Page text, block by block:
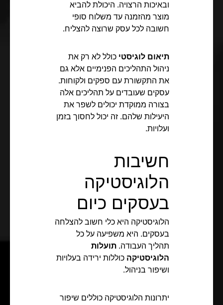
ובאיכות הרצויה. היכולת להביא
מוצר מהזמנה עד משלוח סופי
חשובה לכל עסק שרוצה להצליח.
תיאום לוגיסטי כולל לא רק את
ניהול התהליכים הפנימיים אלא גם
את התקשורת עם ספקים ולקוחות.
עסקים שעובדים על תהליכים אלה
בצורה ממוקדת יכולים לשפר את
היעילות שלהם. זה יכול לחסוך בזמן
ועלויות.
חשיבות
הלוגיסטיקה
בעסקים כיום
הלוגיסטיקה היא כלי חשוב להצלחה
בעסקים. היא משפיעה על כל
תהליך העבודה. תועלות
הלוגיסטיקה כוללות ירידה בעלויות
ושיפור בניהול.
יתרונות הלוגיסטיקה כוללים שיפור